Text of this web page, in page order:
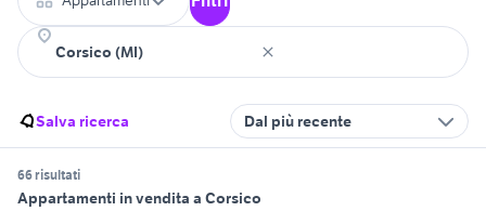
Salva ricerca Dal più recente
66 risultati
Appartamenti in vendita a Corsico